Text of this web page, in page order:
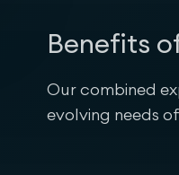
Benefits
Our combined
evolving needs